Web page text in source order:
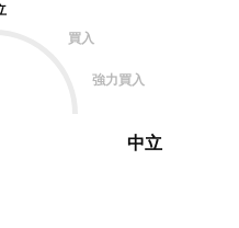
買入
強力買入
中立